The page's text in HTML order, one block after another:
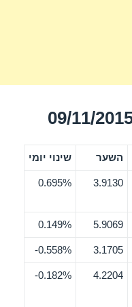
השער שינוי יומי
3.9130
0.695%
5.9069
0.149%
3.1705
0.558%-
4.2204
0.182%-